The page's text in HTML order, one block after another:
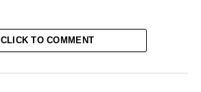
CLICK TO COMMENT